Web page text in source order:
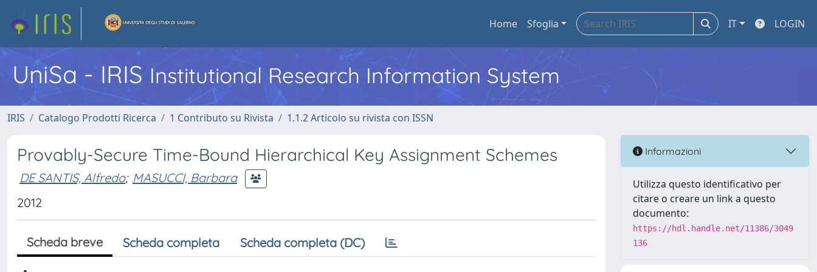
Home Sfoglia IT LOGIN
UniSa - IRIS Institutional Research Information System
IRIS Catalogo Prodotti Ricerca 1 Contributo su Rivista 1.1.2 Articolo su rivista con ISSN
Provably-Secure Time-Bound Hierarchical Key Assignment Schemes
DE SANTIS, Alfredo; MASUCCI, Barbara
2012
Scheda breve Scheda completa Scheda completa (DC)
Informazioni
Utilizza questo identificativo per
citare o creare un link a questo
documento:
https://hdl.handle.net/11386/3049
136